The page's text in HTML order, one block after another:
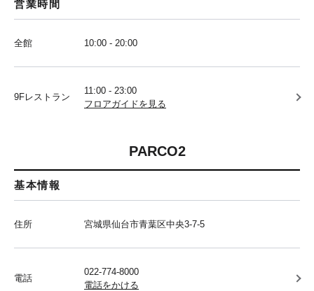
営業時間
全館 10:00 - 20:00
9Fレストラン
11:00 - 23:00
フロアガイドを見る
PARCO2
基本情報
住所 宮城県仙台市青葉区中央3-7-5
電話
022-774-8000
電話をかける